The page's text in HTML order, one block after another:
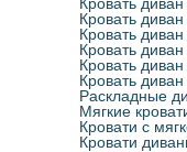
Кровать
Кровать
Кровать
Кровать
Кровать
Раскладные
Мягкие
Кровати с
Кровати
Детские деревянные
Кровати трансформеры